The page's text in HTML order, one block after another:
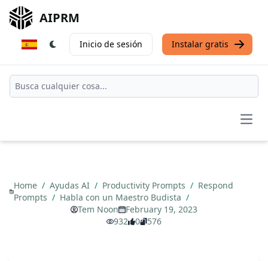
AIPRM
Inicio de sesión Instalar gratis
Home / Ayudas AI / Productivity Prompts / Respond
Prompts / Habla con un Maestro Budista /
Tem Noon
February 19, 2023
932
0 576